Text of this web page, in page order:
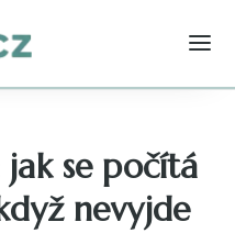
se počítá
nevyjde